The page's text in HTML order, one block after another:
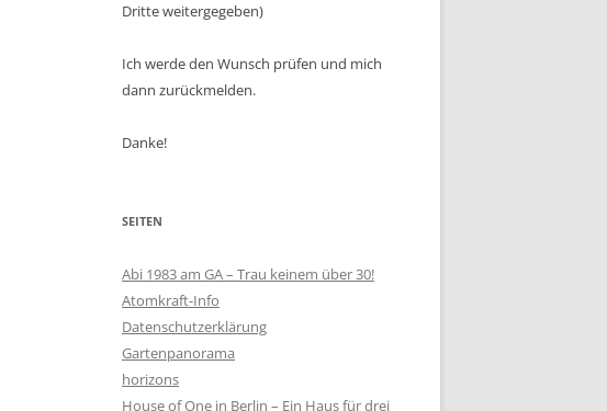
Dritte weitergegeben)
Ich werde den Wunsch prüfen und mich
dann zurückmelden.
Danke!
SEITEN
Abi 1983 am GA – Trau keinem über 30!
Atomkraft-Info
Datenschutzerklärung
Gartenpanorama
horizons
House of One in Berlin – Ein Haus für drei